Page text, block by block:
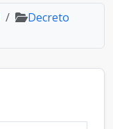
Decreto